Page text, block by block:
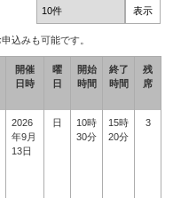
込みも可能です。
開催
日時
曜
日
開始
時間
終了
時間
残
席
2026
年9月
13日
日
10時
30分
15時
20分
3